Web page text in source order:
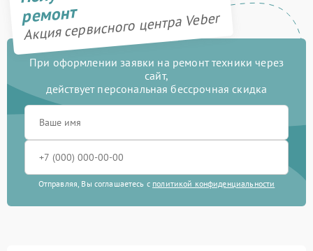
ремонт
Акция сервисного центра Veber
При оформлении заявки на ремонт техники через
сайт,
действует персональная бессрочная скидка
Отправляя, Вы соглашаетесь с политикой конфиденциальности